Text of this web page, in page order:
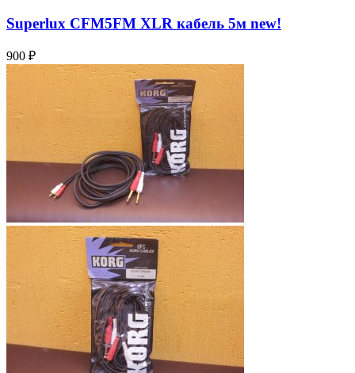
Superlux CFM5FM XLR кабель 5м new!
900 ₽